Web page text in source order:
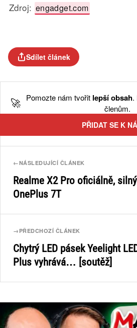
Zdroj: engadget.com
Sdílet článek
🚀 Pomozte nám tvořit lepší obsah.
členům.
PŘIDAT SE K
←NÁSLEDUJÍCÍ ČLÁNEK
Realme X2 Pro oficiálně,
OnePlus 7T
→ PŘEDCHOZÍ ČLÁNEK
Chytrý LED pásek Yeelight
Plus vyhrává… [soutěž]